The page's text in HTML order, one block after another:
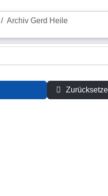
Archiv Gerd Heile